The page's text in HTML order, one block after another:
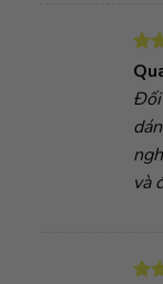
sao
Đối
và